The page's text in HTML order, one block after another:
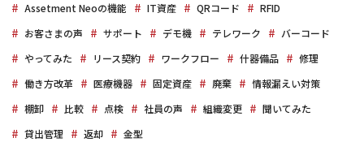
Assetment Neoの機能 IT資産 QRコード
RFID
お客さまの声
サポート デモ機 テレワーク
バーコード
やってみた
リース契約 ワークフロー 什器備品
修理
働き方改革
医療機器 固定資産 廃棄
情報漏えい対策
棚卸
比較 点検 社員の声 組織変更
聞いてみた
貸出管理
返却 金型